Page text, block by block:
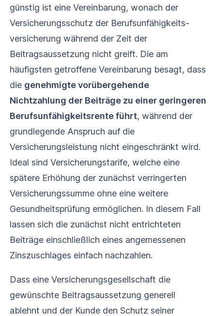
günstig ist eine Vereinbarung, wonach der
Versicherungsschutz der Berufs­unfähigkeits­
versicherung während der Zeit der
Beitragsaussetzung nicht greift. Die am
häufigsten getroffene Vereinbarung besagt, dass
die genehmigte vorübergehende
Nichtzahlung der Beiträge zu einer geringeren
Berufsunfähigkeitsrente führt, während der
grundlegende Anspruch auf die
Versicherungsleistung nicht eingeschränkt wird.
Ideal sind Versicherungstarife, welche eine
spätere Erhöhung der zunächst verringerten
Versicherungssumme ohne eine weitere
Gesundheitsprüfung ermöglichen. In diesem Fall
lassen sich die zunächst nicht entrichteten
Beiträge einschließlich eines angemessenen
Zinszuschlages einfach nachzahlen.
Dass eine Versicherungsgesellschaft die
gewünschte Beitragsaussetzung generell
ablehnt und der Kunde den Schutz seiner